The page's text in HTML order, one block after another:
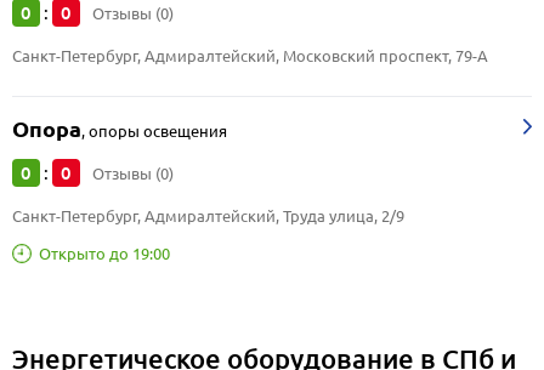
0 : 0 Отзывы (0)
Санкт-Петербург, Адмиралтейский, Московский проспект, 79-А
Опора,опоры освещения
0 : 0 Отзывы (0)
Открыто до 19:00
Санкт-Петербург, Адмиралтейский, Труда улица, 2/9
Энергетическое оборудование в СПб и